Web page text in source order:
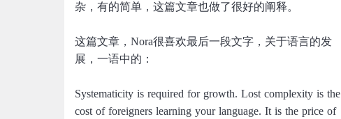
杂，有的简单，这篇文章也做了很好的阐释。
这篇文章，Nora很喜欢最后一段文字，关于语言的发
展，一语中的：
Systematicity is required for growth. Lost complexity is the
cost of foreigners learning your language. It is the price of